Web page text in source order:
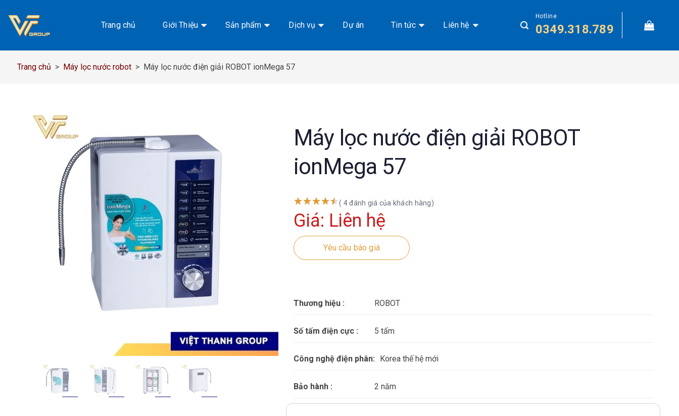
đến
Trang chủ Giới Thiệu Sản phẩm Dịch vụ Dự án Tin tức Liên hệ
Hotline
0349.318.789
Trang chủ > Máy lọc nước robot > Máy lọc nước điện giải ROBOT ionMega 57
Máy lọc nước điện giải ROBOT
ionMega 57
( 4 đánh giá của khách hàng)
Giá: Liên hệ
Yêu cầu báo giá
Thương hiệu : ROBOT
Số tấm điện cực : 5 tấm
Công nghệ điện phân: Korea thế hệ mới
Bảo hành : 2 năm